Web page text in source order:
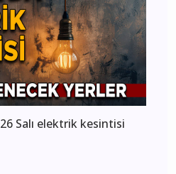
Salı elektrik kesintisi